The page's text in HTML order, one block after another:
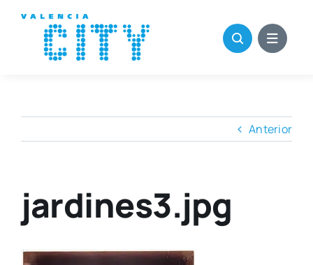
contenido
Anterior
jardines3.jpg